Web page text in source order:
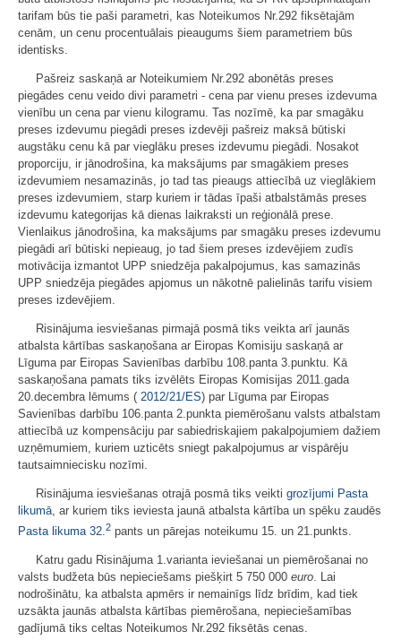
tarifam būs tie paši parametri, kas Noteikumos Nr.292 fiksētajām
cenām, un cenu procentuālais pieaugums šiem parametriem būs
identisks.
Pašreiz saskaņā ar Noteikumiem Nr.292 abonētās preses
piegādes cenu veido divi parametri - cena par vienu preses izdevuma
vienību un cena par vienu kilogramu. Tas nozīmē, ka par smagāku
preses izdevumu piegādi preses izdevēji pašreiz maksā būtiski
augstāku cenu kā par vieglāku preses izdevumu piegādi. Nosakot
proporciju, ir jānodrošina, ka maksājums par smagākiem preses
izdevumiem nesamazinās, jo tad tas pieaugs attiecībā uz vieglākiem
preses izdevumiem, starp kuriem ir tādas īpaši atbalstāmās preses
izdevumu kategorijas kā dienas laikraksti un reģionālā prese.
Vienlaikus jānodrošina, ka maksājums par smagāku preses izdevumu
piegādi arī būtiski nepieaug, jo tad šiem preses izdevējiem zudīs
motivācija izmantot UPP sniedzēja pakalpojumus, kas samazinās
UPP sniedzēja piegādes apjomus un nākotnē palielinās tarifu visiem
preses izdevējiem.
Risinājuma iesviešanas pirmajā posmā tiks veikta arī jaunās
atbalsta kārtības saskaņošana ar Eiropas Komisiju saskaņā ar
Līguma par Eiropas Savienības darbību 108.panta 3.punktu. Kā
saskaņošana pamats tiks izvēlēts Eiropas Komisijas 2011.gada
20.decembra lēmums ( 2012/21/ES) par Līguma par Eiropas
Savienības darbību 106.panta 2.punkta piemērošanu valsts atbalstam
attiecībā uz kompensāciju par sabiedriskajiem pakalpojumiem dažiem
uzņēmumiem, kuriem uzticēts sniegt pakalpojumus ar vispārēju
tautsaimniecisku nozīmi.
Risinājuma iesviešanas otrajā posmā tiks veikti grozījumi Pasta
likumā , ar kuriem tiks ieviesta jaunā atbalsta kārtība un spēku zaudēs
Pasta likuma 32.2 pants un pārejas noteikumu 15. un 21.punkts.
Katru gadu Risinājuma 1.varianta ieviešanai un piemērošanai no
valsts budžeta būs nepieciešams piešķirt 5 750 000 euro. Lai
nodrošinātu, ka atbalsta apmērs ir nemainīgs līdz brīdim, kad tiek
uzsākta jaunās atbalsta kārtības piemērošana, nepieciešamības
gadījumā tiks celtas Noteikumos Nr.292 fiksētās cenas.